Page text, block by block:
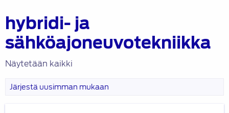
hybridi- ja
sähköajoneuvotekniikka
Näytetään kaikki